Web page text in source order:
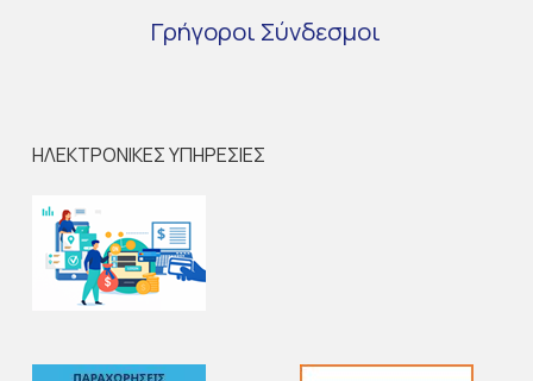
Γρήγοροι Σύνδεσμοι
ΗΛΕΚΤΡΟΝΙΚΕΣ ΥΠΗΡΕΣΙΕΣ